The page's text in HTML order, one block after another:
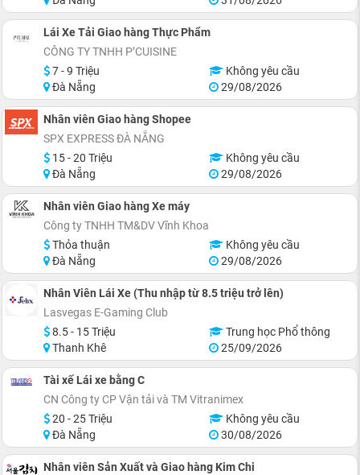
Lái Xe Tải Giao hàng Thực Phẩm
CÔNG TY TNHH P’CUISINE
7 - 9 Triệu
Không yêu cầu
Đà Nẵng
29/08/2026
Nhân viên Giao hàng Shopee
SPX EXPRESS ĐÀ NẴNG
15 - 20 Triệu
Không yêu cầu
Đà Nẵng
29/08/2026
Nhân viên Giao hàng Xe máy
Công ty TNHH TM&DV Vĩnh Khoa
Thỏa thuận
Không yêu cầu
Đà Nẵng
29/08/2026
Nhân Viên Lái Xe (Thu nhập từ 8.5 triệu trở lên)
Lasvegas E-Gaming Club
8.5 - 15 Triệu
Trung học Phổ thông
Thanh Khê
25/09/2026
Tài xế Lái xe bằng C
CN Công ty CP Vận tải và TM Vitranimex
20 - 25 Triệu
Không yêu cầu
Đà Nẵng
30/08/2026
Nhân viên Sản Xuất và Giao hàng Kim Chi